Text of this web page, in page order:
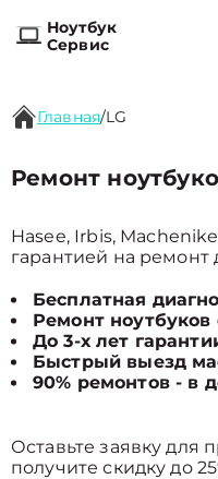
Ноутбук
Сервис
Главная/LG
Ремонт
Hasee, Irbis,
гарантией на ремонт
Бесплатная
Ремонт ноутбуков
До 3-х лет
Быстрый выезд
90% ремонтов - в
Оставьте заявку для
получите скидку до